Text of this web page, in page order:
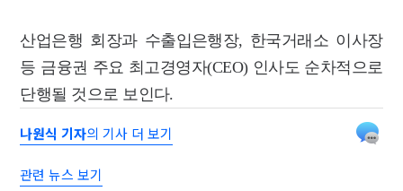
산업은행 회장과 수출입은행장, 한국거래소 이사장
등 금융권 주요 최고경영자(CEO) 인사도 순차적으로
단행될 것으로 보인다.
나원식 기자의 기사 더 보기
관련 뉴스 보기